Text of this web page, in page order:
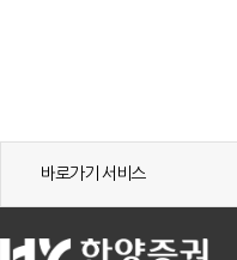
바로가기 서비스